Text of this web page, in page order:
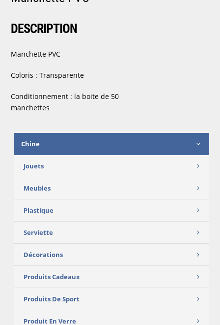
DESCRIPTION
Manchette PVC
Coloris : Transparente
Conditionnement : la boite de 50
manchettes
Chine
Jouets
Meubles
Plastique
Serviette
Décorations
Produits Cadeaux
Produits De Sport
Produit En Verre